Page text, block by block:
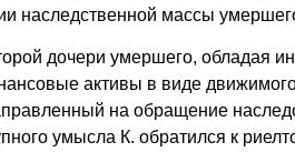
наследственной массы
дочери умершего, обладая
активы в виде
на обращение
умысла К. обратился к